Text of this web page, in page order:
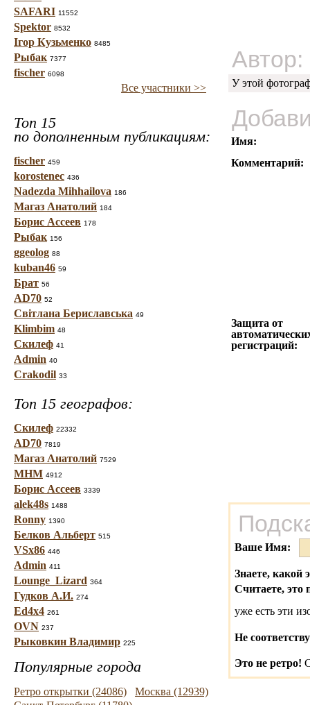
SAFARI 11552
Spektor 8532
Ігор Кузьменко 8485
Рыбак 7377
fischer 6098
Все участники >>
Топ 15
по дополненным публикациям:
fischer 459
korostenec 436
Nadezda Mihhailova 186
Магаз Анатолий 184
Борис Ассеев 178
Рыбак 156
ggeolog 88
kuban46 59
Брат 56
AD70 52
Світлана Бериславська 49
Klimbim 48
Скилеф 41
Admin 40
Crakodil 33
Топ 15 географов:
Скилеф 22332
AD70 7819
Магаз Анатолий 7529
МНМ 4912
Борис Ассеев 3339
alek48s 1488
Ronny 1390
Белков Альберт 515
VSx86 446
Admin 411
Lounge_Lizard 364
Гудков А.И. 274
Ed4x4 261
OVN 237
Рыковкин Владимир 225
Популярные города
Ретро открытки (24086)
Москва (12939)
Автор:
У этой
Имя:
Комментарий:
Защита от
регистраций:
Ваше Имя:
Знаете, какой
Считаете, это
уже есть эти
Не
Это не ретро!